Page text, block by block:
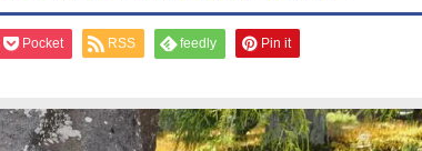
Pocket RSS feedly Pin it